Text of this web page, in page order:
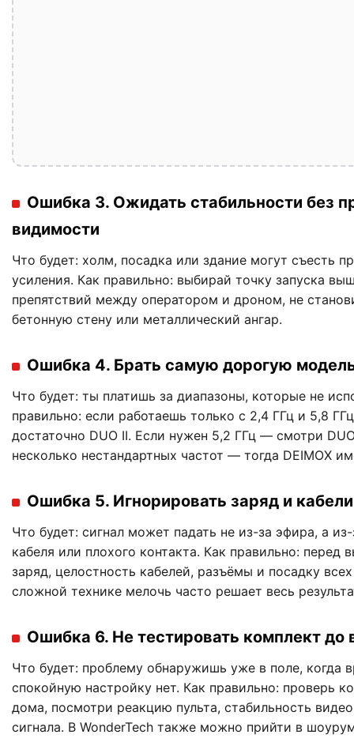
Ошибка 3. Ожидать стабильности без
видимости
Что будет: холм, посадка или здание могут съесть
усиления. Как правильно: выбирай точку запуска
препятствий между оператором и дроном, не
бетонную стену или металлический ангар.
Ошибка 4. Брать самую дорогую
Что будет: ты платишь за диапазоны, которые не
правильно: если работаешь только с 2,4 ГГц и 5,8
достаточно DUO II. Если нужен 5,2 ГГц — смотри
несколько нестандартных частот — тогда DEIMOX
Ошибка 5. Игнорировать заряд и кабели
Что будет: сигнал может падать не из-за эфира, а из-
кабеля или плохого контакта. Как правильно: перед
заряд, целостность кабелей, разъёмы и посадку
сложной технике мелочь часто решает весь
Ошибка 6. Не тестировать комплект до
Что будет: проблему обнаружишь уже в поле, когда
спокойную настройку нет. Как правильно: проверь
дома, посмотри реакцию пульта, стабильность
сигнала. В WonderTech также можно прийти в